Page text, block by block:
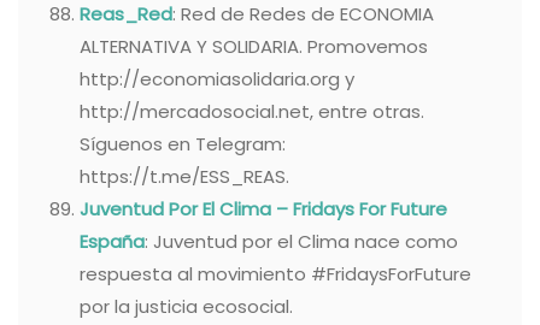
Reas_Red: Red de Redes de ECONOMIA
ALTERNATIVA Y SOLIDARIA. Promovemos
http://economiasolidaria.org y
http://mercadosocial.net, entre otras.
Síguenos en Telegram:
https://t.me/ESS_REAS.
Juventud Por El Clima – Fridays For Future
España: Juventud por el Clima nace como
respuesta al movimiento #FridaysForFuture
por la justicia ecosocial.